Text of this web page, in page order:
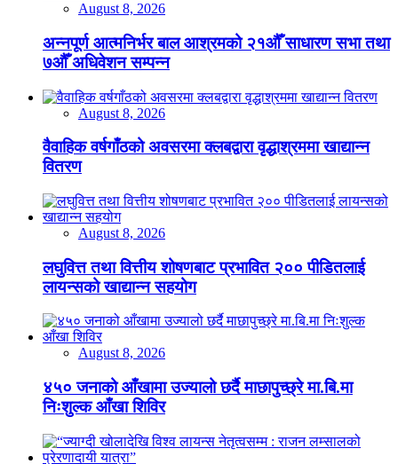
August 8, 2026
अन्नपूर्ण आत्मनिर्भर बाल आश्रमको २१औँ साधारण सभा तथा
७औँ अधिवेशन सम्पन्न
August 8, 2026
वैवाहिक वर्षगाँठको अवसरमा क्लबद्वारा वृद्धाश्रममा खाद्यान्न
वितरण
August 8, 2026
लघुवित्त तथा वित्तीय शोषणबाट प्रभावित २०० पीडितलाई
लायन्सको खाद्यान्न सहयोग
August 8, 2026
४५० जनाको आँखामा उज्यालो छर्दै माछापुच्छ्रे मा.बि.मा
निःशुल्क आँखा शिविर